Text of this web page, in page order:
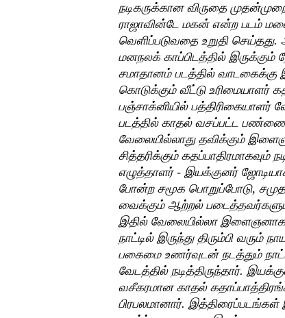
நடிகருக்கான விருதை
ராஜாவின்டே மகன் என்ற படம்
வெளிப்படுவதை உறுதி
மனநலக் காப்பிடத்தில் இருக்கும்
சமாதானம் படத்தில் வாடகைக்கு
கொடுக்கும் வீட்டு உரிமையாளர்
பஞ்சாக்னியில் பத்திரிகையாளர்
படத்தில் காதல் வசப்பட்ட
வேலையில்லாது தவிக்கும்
சித்தரிக்கும் கதப்பாதிரமாகவும்
எழுத்தாளர் - இயக்குனர்
போன்ற சமூக பொறுப்போடு,
வைக்கும் ஆற்றல்
இதில் வேலையில்லா இளைஞனாக
நாட்டில் இருந்து திரும்பி
பகைமை உணர்வுடன் நடத்தும்
வேடத்தில் நடித்திருந்தார்.
வசீகரமான காதல்
பிரபலமானார்.